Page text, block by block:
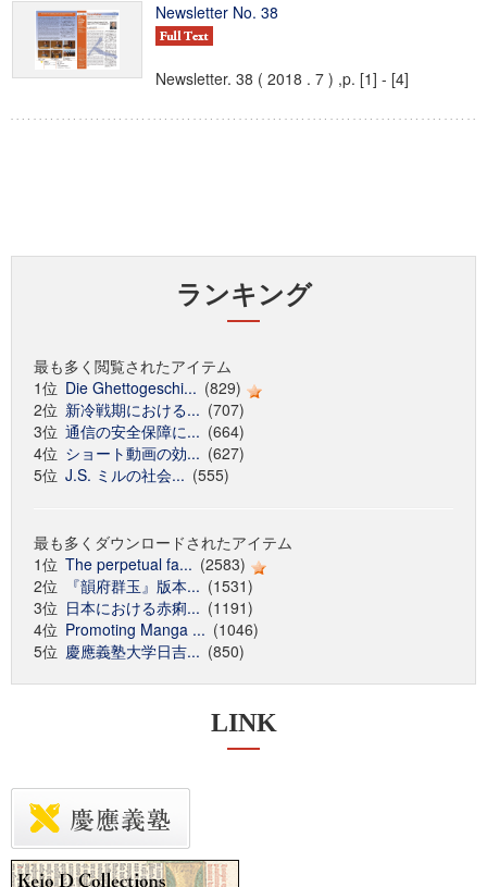
Newsletter No. 38
Newsletter. 38 ( 2018 . 7 ) ,p. [1] - [4]
ランキング
最も多く閲覧されたアイテム
1位 Die Ghettogeschi... (829)
2位 新冷戦期における... (707)
3位 通信の安全保障に... (664)
4位 ショート動画の効... (627)
5位 J.S. ミルの社会... (555)
最も多くダウンロードされたアイテム
1位 The perpetual fa... (2583)
2位
『韻府群玉』版本... (1531)
3位 日本における赤痢... (1191)
4位 Promoting Manga ... (1046)
5位 慶應義塾大学日吉... (850)
LINK